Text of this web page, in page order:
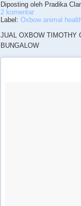
Diposting oleh Pradika
2 komentar
Label: Oxbow animal
JUAL OXBOW TIMOTHY
BUNGALOW